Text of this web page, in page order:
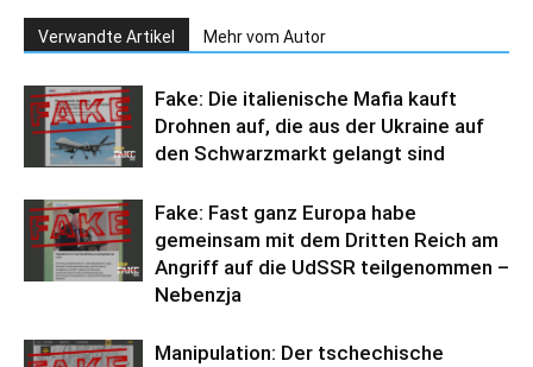
Verwandte Artikel Mehr vom Autor
Fake: Die italienische Mafia kauft
Drohnen auf, die aus der Ukraine auf
den Schwarzmarkt gelangt sind
Fake: Fast ganz Europa habe
gemeinsam mit dem Dritten Reich am
Angriff auf die UdSSR teilgenommen –
Nebenzja
Manipulation: Der tschechische